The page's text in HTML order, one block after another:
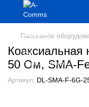
Пассивное
Коаксиальная
50 Ом, SMA-
Артикул: DL-SMA-F-6G-